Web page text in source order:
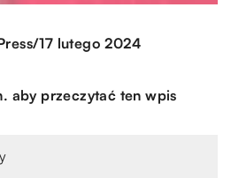
/17 lutego 2024
aby przeczytać ten wpis